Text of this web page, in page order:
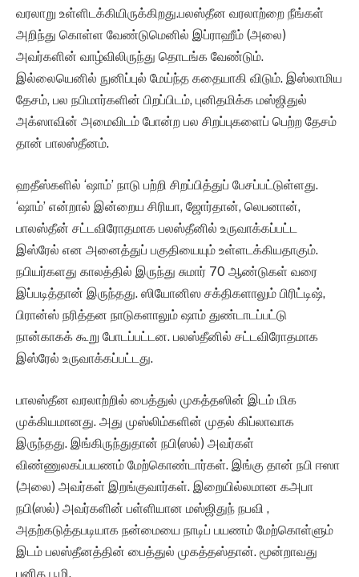
வரலாறு உள்ளிடக்கியிருக்கிறது.பலஸ்தீன வரலாற்றை நீங்கள்
அறிந்து கொள்ள வேண்டுமெனில் இப்ராஹீம் (அலை)
அவர்களின் வாழ்விலிருந்து தொடங்க வேண்டும்.
இல்லையெனில் நுனிப்புல் மேய்ந்த கதையாகி விடும். இஸ்லாமிய
தேசம், பல நபிமார்களின் பிறப்பிடம், புனிதமிக்க மஸ்ஜிதுல்
அக்ஸாவின் அமைவிடம் போன்ற பல சிறப்புகளைப் பெற்ற தேசம்
தான் பாலஸ்தீனம்.
ஹதீஸ்களில் ‘ஷாம்’ நாடு பற்றி சிறப்பித்துப் பேசப்பட்டுள்ளது.
‘ஷாம்’ என்றால் இன்றைய சிரியா, ஜோர்தான், லெபனான்,
பாலஸ்தீன் சட்டவிரோதமாக பலஸ்தீனில் உருவாக்கப்பட்ட
இஸ்ரேல் என அனைத்துப் பகுதியையும் உள்ளடக்கியதாகும்.
நபியர்களது காலத்தில் இருந்து சுமார் 70 ஆண்டுகள் வரை
இப்படித்தான் இருந்தது. ஸியோனிஸ சக்திகளாலும் பிரிட்டிஷ்,
பிரான்ஸ் நரித்தன நாடுகளாலும் ஷாம் துண்டாடப்பட்டு
நான்காகக் கூறு போடப்பட்டன. பலஸ்தீனில் சட்டவிரோதமாக
இஸ்ரேல் உருவாக்கப்பட்டது.
பாலஸ்தீன வரலாற்றில் பைத்துல் முகத்தஸின் இடம் மிக
முக்கியமானது. அது முஸ்லிம்களின் முதல் கிப்லாவாக
இருந்தது. இங்கிருந்துதான் நபி(ஸல்) அவர்கள்
விண்ணுலகப்பயணம் மேற்கொண்டார்கள். இங்கு தான் நபி ஈஸா
(அலை) அவர்கள் இறங்குவார்கள். இறையில்லமான கஅபா
நபி(ஸல்) அவர்களின் பள்ளியான மஸ்ஜிதுந் நபவி ,
அதற்கடுத்தபடியாக நன்மையை நாடிப் பயணம் மேற்கொள்ளும்
இடம் பலஸ்தீனத்தின் பைத்துல் முகத்தஸ்தான். மூன்றாவது
புனித பூமி.